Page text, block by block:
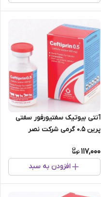
آنتی بیوتیک سفتیورفور سفتی
پرین 0.5 گرمی شرکت نصر
117,000
افزودن به سبد